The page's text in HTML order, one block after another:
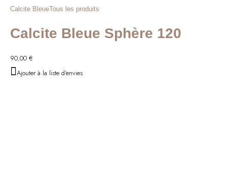
Calcite BleueTous les produits
Calcite Bleue Sphère 120
90,00 €
Ajouter à la liste d'envies